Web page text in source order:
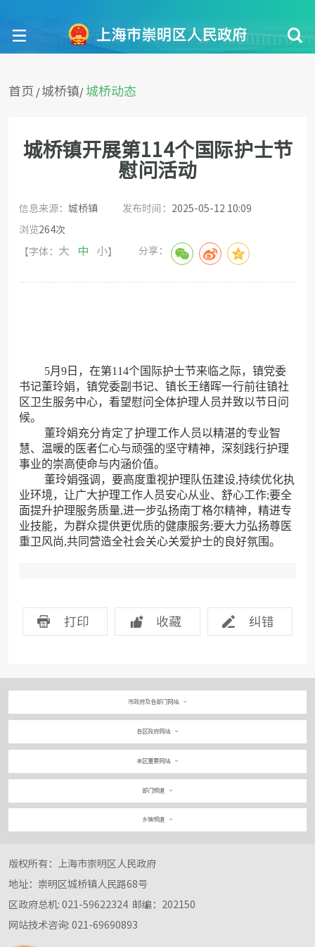
首页 /城桥镇/ 城桥动态
城桥镇开展第114个国际护士节
慰问活动
信息来源： 城桥镇 发布时间： 2025-05-12 10:09
浏览264次
【字体： 大 中 小】 分享：
5月9日，在第114个国际护士节来临之际，镇党委
书记董玲娟，镇党委副书记、镇长王绪晖一行前往镇社
区卫生服务中心，看望慰问全体护理人员并致以节日问
候。
董玲娟充分肯定了护理工作人员以精湛的专业智
慧、温暖的医者仁心与顽强的坚守精神，深刻践行护理
事业的崇高使命与内涵价值。
董玲娟强调，要高度重视护理队伍建设,持续优化执
业环境，让广大护理工作人员安心从业、舒心工作;要全
面提升护理服务质量,进一步弘扬南丁格尔精神，精进专
业技能，为群众提供更优质的健康服务;要大力弘扬尊医
重卫风尚,共同营造全社会关心关爱护士的良好氛围。
打印 收藏 纠错
市政府及各部门网站
各区政府网站
本区重要网站
部门频道
乡镇频道
版权所有：上海市崇明区人民政府
地址：崇明区城桥镇人民路68号
区政府总机: 021-59622324 邮编：202150
网站技术咨询: 021-69690893